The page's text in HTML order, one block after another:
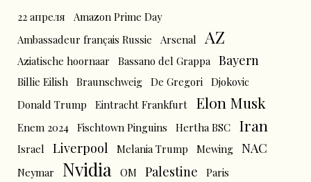
22 апреля
Amazon Prime Day
Ambassadeur français Russie
Arsenal AZ
Aziatische hoornaar Bassano del Grappa Bayern
Billie Eilish Braunschweig De Gregori Djokovic
Donald Trump
Eintracht Frankfurt Elon Musk
Enem 2024 Fischtown Pinguins Hertha BSC Iran
Israel Liverpool Melania Trump Mewing NAC
Neymar Nvidia OM Palestine
Paris